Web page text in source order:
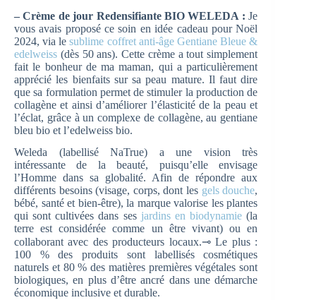
– Crème de jour Redensifiante BIO WELEDA : Je
vous avais proposé ce soin en idée cadeau pour Noël
2024, via lesublime coffret anti-âge Gentiane Bleue &
edelweiss (dès 50 ans). Cette crème a tout simplement
fait le bonheur de ma maman, qui a particulièrement
apprécié les bienfaits sur sa peau mature. Il faut dire
que sa formulation permet de stimuler la production de
collagène et ainsi d’améliorer l’élasticité de la peau et
l’éclat, grâce à un complexe de collagène, au gentiane
bleu bio et l’edelweiss bio.
Weleda (labellisé NaTrue) a une vision très
intéressante de la beauté, puisqu’elle envisage
l’Homme dans sa globalité. Afin de répondre aux
différents besoins (visage, corps, dont les gels douche,
bébé, santé et bien-être), la marque valorise les plantes
qui sont cultivées dans sesjardins en biodynamie (la
terre est considérée comme un être vivant) ou en
collaborant avec des producteurs locaux.⊸ Le plus :
100 % des produits sont labellisés cosmétiques
naturels et 80 % des matières premières végétales sont
biologiques, en plus d’être ancré dans une démarche
économique inclusive et durable.